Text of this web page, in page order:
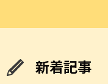
新着記事